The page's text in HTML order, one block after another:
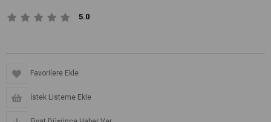
5.0
Favorilere Ekle
İstek Listeme Ekle